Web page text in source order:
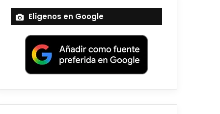
Elígenos en Google